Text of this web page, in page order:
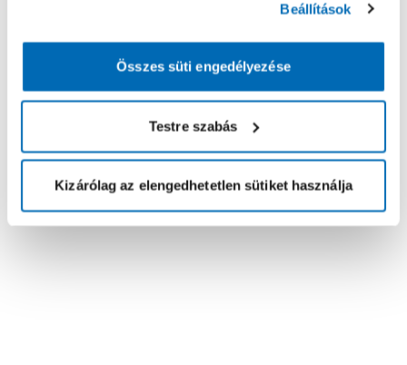
Beállítások
Összes süti engedélyezése
Testre szabás
Kizárólag az elengedhetetlen sütiket használja